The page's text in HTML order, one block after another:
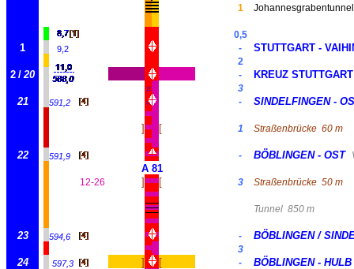
1 Johannesgrabentunnel
0,5
1 9,2 - STUTTGART -
2
2 / 20 - KREUZ STUTTGART
# 3
21 591,2 # - SINDELFINGEN -
] [ 1 Straßenbrücke 60 m
22 591,9 - BÖBLINGEN - OST
A 81
12-26 ] [ 3 Straßenbrücke 50 m
Tunnel 850 m
23 594,6 - BÖBLINGEN /
3
24 597,3 ] [ - BÖBLINGEN - HULB